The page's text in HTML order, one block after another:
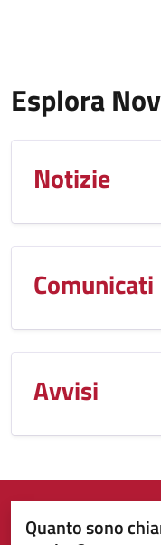
Esplora
Notizie
Comunicati
Avvisi
Quanto sono